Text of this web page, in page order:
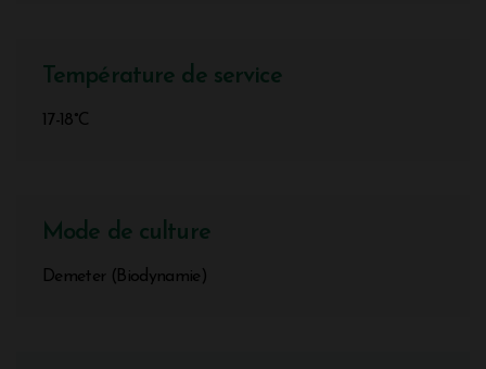
Température de service
17-18°C
Mode de culture
Demeter (Biodynamie)